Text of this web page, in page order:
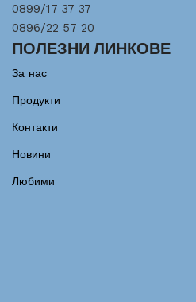
0899/17 37 37
0896/22 57 20
ПОЛЕЗНИ ЛИНКОВЕ
За нас
Продукти
Контакти
Новини
Любими